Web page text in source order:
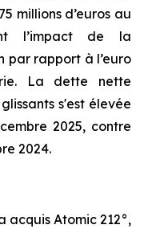
millions d’euros au
l’impact de la
par rapport à l’euro
La dette nette
s'est élevée
2025, contre
2024.
acquis Atomic 212°,